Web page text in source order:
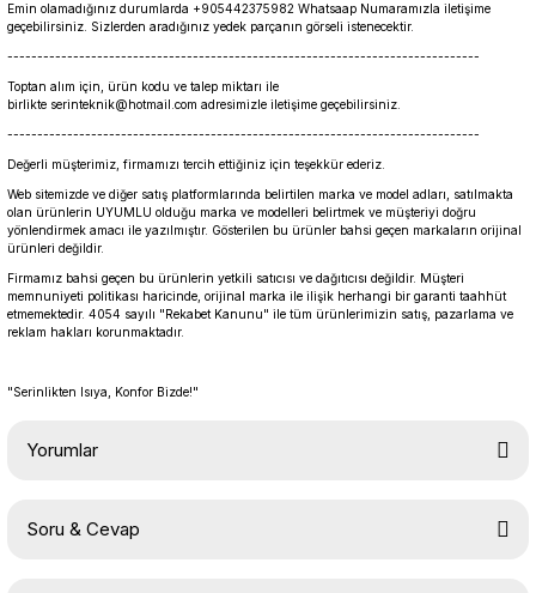
Emin olamadığınız durumlarda +905442375982 Whatsaap Numaramızla iletişime
geçebilirsiniz. Sizlerden aradığınız yedek parçanın görseli istenecektir.
-------------------------------------------------------------------------------
Toptan alım için, ürün kodu ve talep miktarı ile
birlikte serinteknik@hotmail.com adresimizle iletişime geçebilirsiniz.
-------------------------------------------------------------------------------
Değerli müşterimiz, firmamızı tercih ettiğiniz için teşekkür ederiz.
Web sitemizde ve diğer satış platformlarında belirtilen marka ve model adları, satılmakta
olan ürünlerin UYUMLU olduğu marka ve modelleri belirtmek ve müşteriyi doğru
yönlendirmek amacı ile yazılmıştır. Gösterilen bu ürünler bahsi geçen markaların orijinal
ürünleri değildir.
Firmamız bahsi geçen bu ürünlerin yetkili satıcısı ve dağıtıcısı değildir. Müşteri
memnuniyeti politikası haricinde, orijinal marka ile ilişik herhangi bir garanti taahhüt
etmemektedir. 4054 sayılı "Rekabet Kanunu" ile tüm ürünlerimizin satış, pazarlama ve
reklam hakları korunmaktadır.
"Serinlikten Isıya, Konfor Bizde!"
Yorumlar
Soru & Cevap